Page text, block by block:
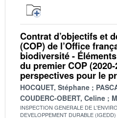
Contrat d’objectifs et
(COP) de l’Office
biodiversité -
du premier COP
perspectives pour le
HOCQUET, Stéphane
COUDERC-OBERT, Celine
INSPECTION GENERALE DE
DEVELOPPEMENT DURABLE (IGEDD)